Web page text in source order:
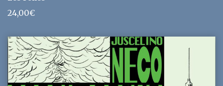
24,00€